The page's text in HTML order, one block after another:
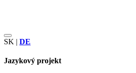
SK | DE
Jazykový projekt